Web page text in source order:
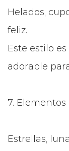
Helados,
feliz.
Este estilo
adorable
7. Elementos
Estrellas,